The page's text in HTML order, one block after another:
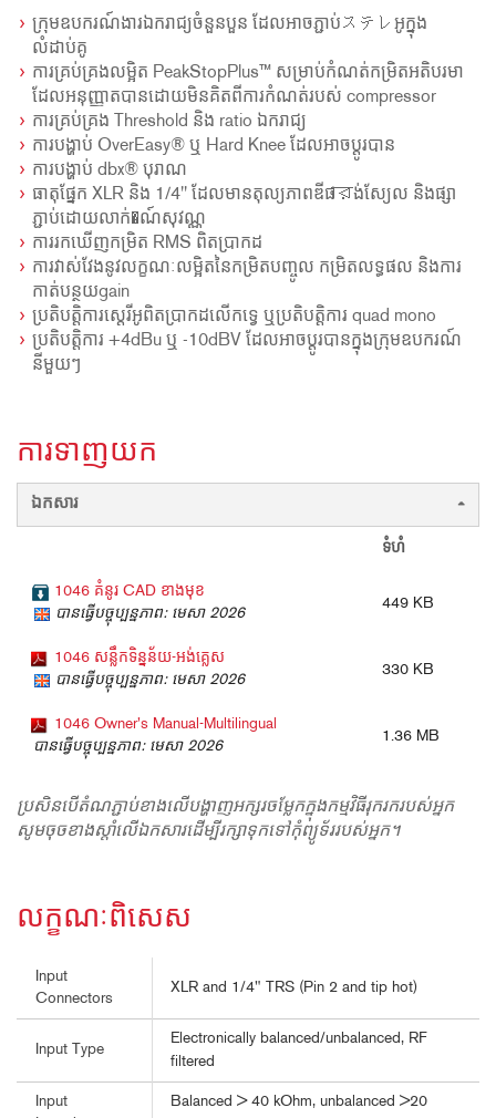
ក្រុមឧបករណ៍ងារឯករាជ្យចំនួនបួន ដែលអាចភ្ជាប់ステレអូក្នុង
លំដាប់គូ
ការគ្រប់គ្រងលម្អិត PeakStopPlus™ សម្រាប់កំណត់កម្រិតអតិបរមា
ដែលអនុញ្ញាតបានដោយមិនគិតពីការកំណត់របស់ compressor
ការគ្រប់គ្រង Threshold និង ratio ឯករាជ្យ
ការបង្ហាប់ OverEasy® ឬ Hard Knee ដែលអាចប្តូរបាន
ការបង្ហាប់ dbx® បុរាណ
ធាតុផ្នែក XLR និង 1/4" ដែលមានតុល្យភាពឌីផারង់ស្យែល និងផ្សា
ភ្ជាប់ដោយលាក់�ណ៍សុវណ្ណ
ការរកឃើញកម្រិត RMS ពិតប្រាកដ
ការវាស់វែងនូវលក្ខណៈលម្អិតនៃកម្រិតបញ្ចូល កម្រិតលទ្ធផល និងការ
កាត់បន្ថយgain
ប្រតិបត្តិការស្តេរីអូពិតប្រាកដលើកទ្វេ ឬប្រតិបត្តិការ quad mono
ប្រតិបត្តិការ +4dBu ឬ -10dBV ដែលអាចប្តូរបានក្នុងក្រុមឧបករណ៍
នីមួយៗ
ការទាញយក
ឯកសារ
ទំហំ
1046 គំនូរ CAD ខាងមុខ
បានធ្វើបច្ចុប្បន្នភាព: មេសា 2026
449 KB
1046 សន្លឹកទិន្នន័យ-អង់គ្លេស
បានធ្វើបច្ចុប្បន្នភាព: មេសា 2026
330 KB
1046 Owner's Manual-Multilingual
បានធ្វើបច្ចុប្បន្នភាព: មេសា 2026
1.36 MB
ប្រសិនបើតំណភ្ជាប់ខាងលើបង្ហាញអក្សរចម្លែកក្នុងកម្មវិធីរុករករបស់អ្នក
សូមចុចខាងស្តាំលើឯកសារដើម្បីរក្សាទុកទៅកុំព្យូទ័ររបស់អ្នក។
លក្ខណៈពិសេស
Input
Connectors
XLR and 1/4" TRS (Pin 2 and tip hot)
Input Type
Electronically balanced/unbalanced, RF
filtered
Input
Balanced > 40 kOhm, unbalanced >20